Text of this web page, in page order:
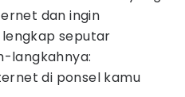
dan ingin
seputar
langkahnya:
di ponsel kamu